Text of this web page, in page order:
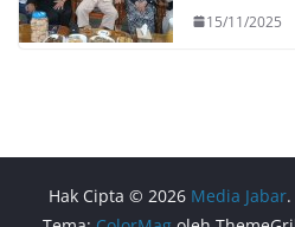
15/11/2025
Hak Cipta © 2026 Media Jabar.